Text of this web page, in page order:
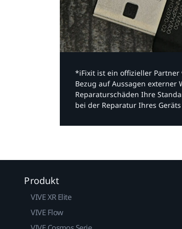
*iFixit ist ein offizieller Partner
Bezug auf Aussagen
Reparaturschäden Ihre
bei der Reparatur Ihres
Produkt
VIVE XR Elite
VIVE Flow